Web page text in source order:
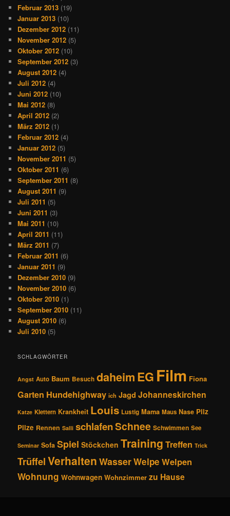
Februar 2013 (19)
Januar 2013 (10)
Dezember 2012 (11)
November 2012 (5)
Oktober 2012 (10)
September 2012 (3)
August 2012 (4)
Juli 2012 (4)
Juni 2012 (10)
Mai 2012 (8)
April 2012 (2)
März 2012 (1)
Februar 2012 (4)
Januar 2012 (5)
November 2011 (5)
Oktober 2011 (6)
September 2011 (8)
August 2011 (9)
Juli 2011 (5)
Juni 2011 (3)
Mai 2011 (10)
April 2011 (11)
März 2011 (7)
Februar 2011 (6)
Januar 2011 (9)
Dezember 2010 (9)
November 2010 (6)
Oktober 2010 (1)
September 2010 (11)
August 2010 (6)
Juli 2010 (5)
SCHLAGWÖRTER
Angst Auto Baum Besuch daheimEG Film Fiona
Garten Hundehighway ich Jagd Johanneskirchen
Katze Klettern Krankheit Louis Lustig Mama Maus Nase Pilz
Pilze Rennen Salli schlafenSchnee Schwimmen See
Seminar Sofa Spiel Stöckchen Training Treffen Trick
TrüffelVerhalten WasserWelpe Welpen
Wohnung Wohnwagen Wohnzimmer zu Hause